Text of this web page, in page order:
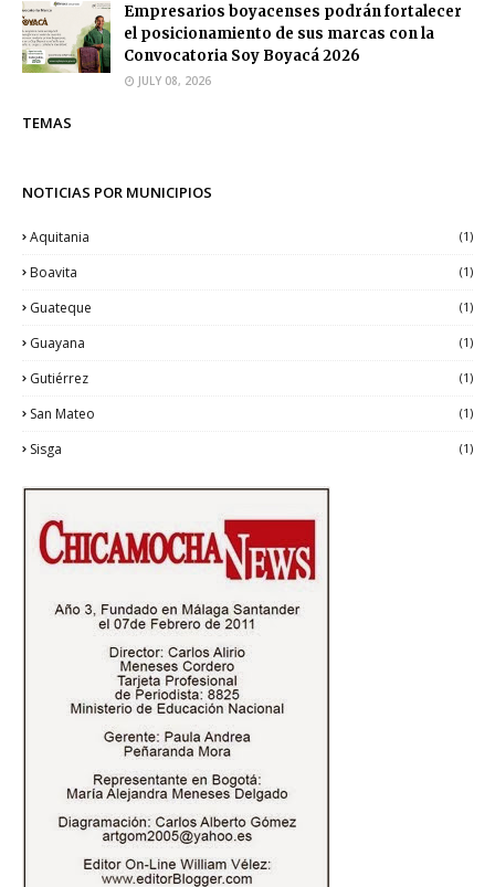
Empresarios boyacenses podrán fortalecer
el posicionamiento de sus marcas con la
Convocatoria Soy Boyacá 2026
JULY 08, 2026
TEMAS
NOTICIAS POR MUNICIPIOS
Aquitania (1)
Boavita (1)
Guateque (1)
Guayana (1)
Gutiérrez (1)
San Mateo (1)
Sisga (1)